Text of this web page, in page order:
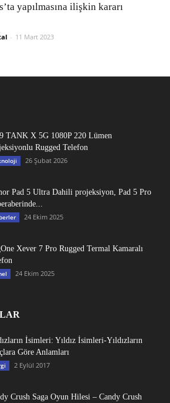
yapılmasına ilişkin kararı
- 11 Mart 2023
TANK X 5G 1080P 220 Lümen
Rugged Telefon
26 Şubat 2026
Pad 5 Ultra Dahili projeksiyon, Pad 5 Pro
24 Ekim 2025
Xever 7 Pro Rugged Termal Kamaralı
24 Ekim 2025
İsimleri: Yıldız İsimleri-Yıldızların
Göre Anlamları
2 Eylül 2017
Crush Saga Oyun Hilesi – Candy Crush